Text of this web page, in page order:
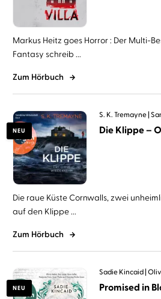
Markus Heitz goes Horror : Der Multi-
Fantasy schreib ...
Zum Hörbuch
NEU
S. K. Tremayne
Die Klippe –
Die raue Küste Cornwalls, zwei
auf den Klippe ...
Zum Hörbuch
NEU
Sadie Kincaid
Promised in